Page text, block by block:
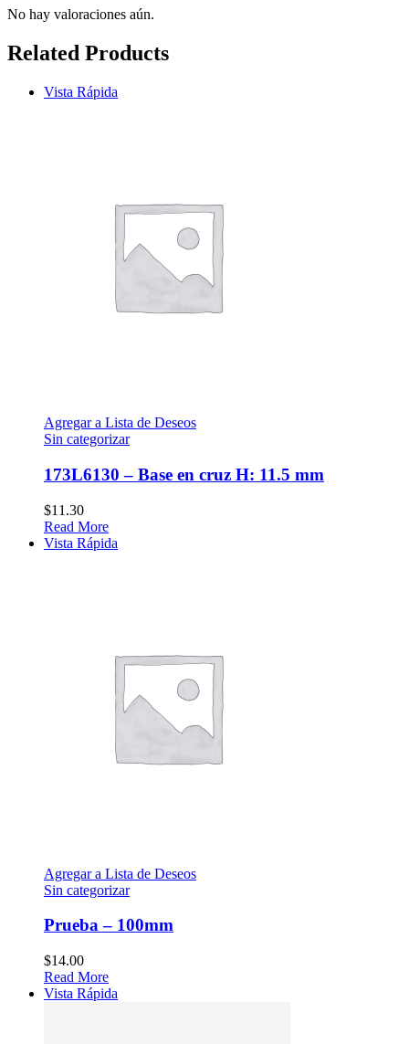
No hay valoraciones aún.
Related Products
Vista Rápida
Agregar a Lista de Deseos
Sin categorizar
173L6130 – Base en cruz H: 11.5 mm
$11.30
Read More
Vista Rápida
Agregar a Lista de Deseos
Sin categorizar
Prueba – 100mm
$14.00
Read More
Vista Rápida